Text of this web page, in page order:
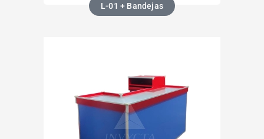
L-01 + Bandejas